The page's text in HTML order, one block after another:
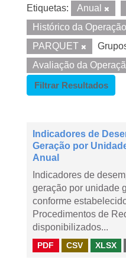
Etiquetas: Anual
Histórico da Operação
PARQUET
Avaliação da
Filtrar Resultados
Indicadores de
Geração por
Anual
Indicadores de
geração por unidade
conforme
Procedimentos de
disponibilizados...
PDF CSV XLSX